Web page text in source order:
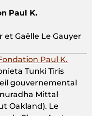
Paul K.
Gaëlle Le Gauyer
Paul K.
Tunki Tiris
gouvernemental
Mittal
Oakland). Le